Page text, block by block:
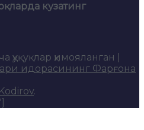
кузатинг
ҳуқуқлар ҳимояланган |
идорасининг Фарғона
.